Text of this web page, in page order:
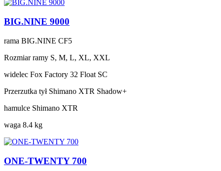
BIG.NINE 9000
rama BIG.NINE CF5
Rozmiar ramy S, M, L, XL, XXL
widelec Fox Factory 32 Float SC
Przerzutka tył Shimano XTR Shadow+
hamulce Shimano XTR
waga 8.4 kg
ONE-TWENTY 700